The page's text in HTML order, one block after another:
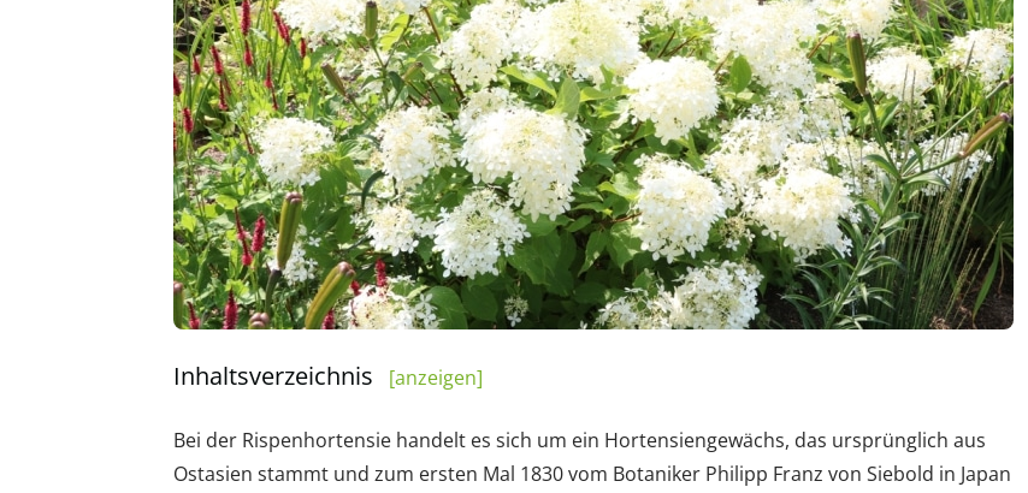
Inhaltsverzeichnis [anzeigen]
Bei der Rispenhortensie handelt es sich um ein Hortensiengewächs, das ursprünglich aus
Ostasien stammt und zum ersten Mal 1830 vom Botaniker Philipp Franz von Siebold in Japan